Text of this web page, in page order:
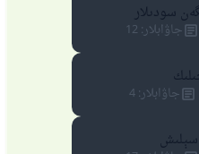
سودىلار
جاۋابلار:
12
جاۋابلار:
4